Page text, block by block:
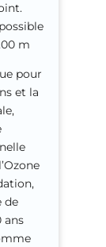
m
pour
et la
de
ans